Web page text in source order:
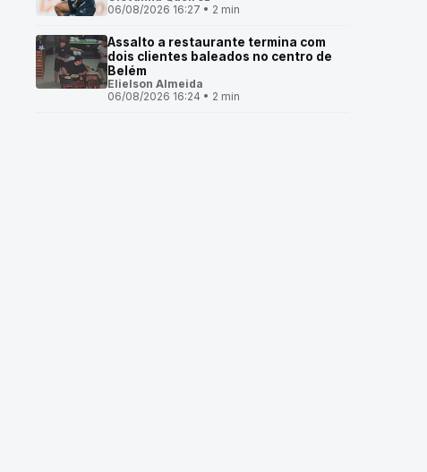
06/08/2026 16:27 • 2 min
Assalto a restaurante termina com
dois clientes baleados no centro de
Belém
Elielson Almeida
06/08/2026 16:24 • 2 min